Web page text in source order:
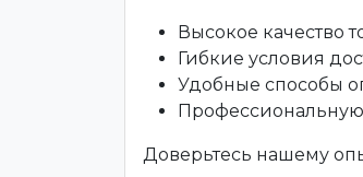
Высокое качество
Гибкие условия
Удобные способы
Доверьтесь нашему